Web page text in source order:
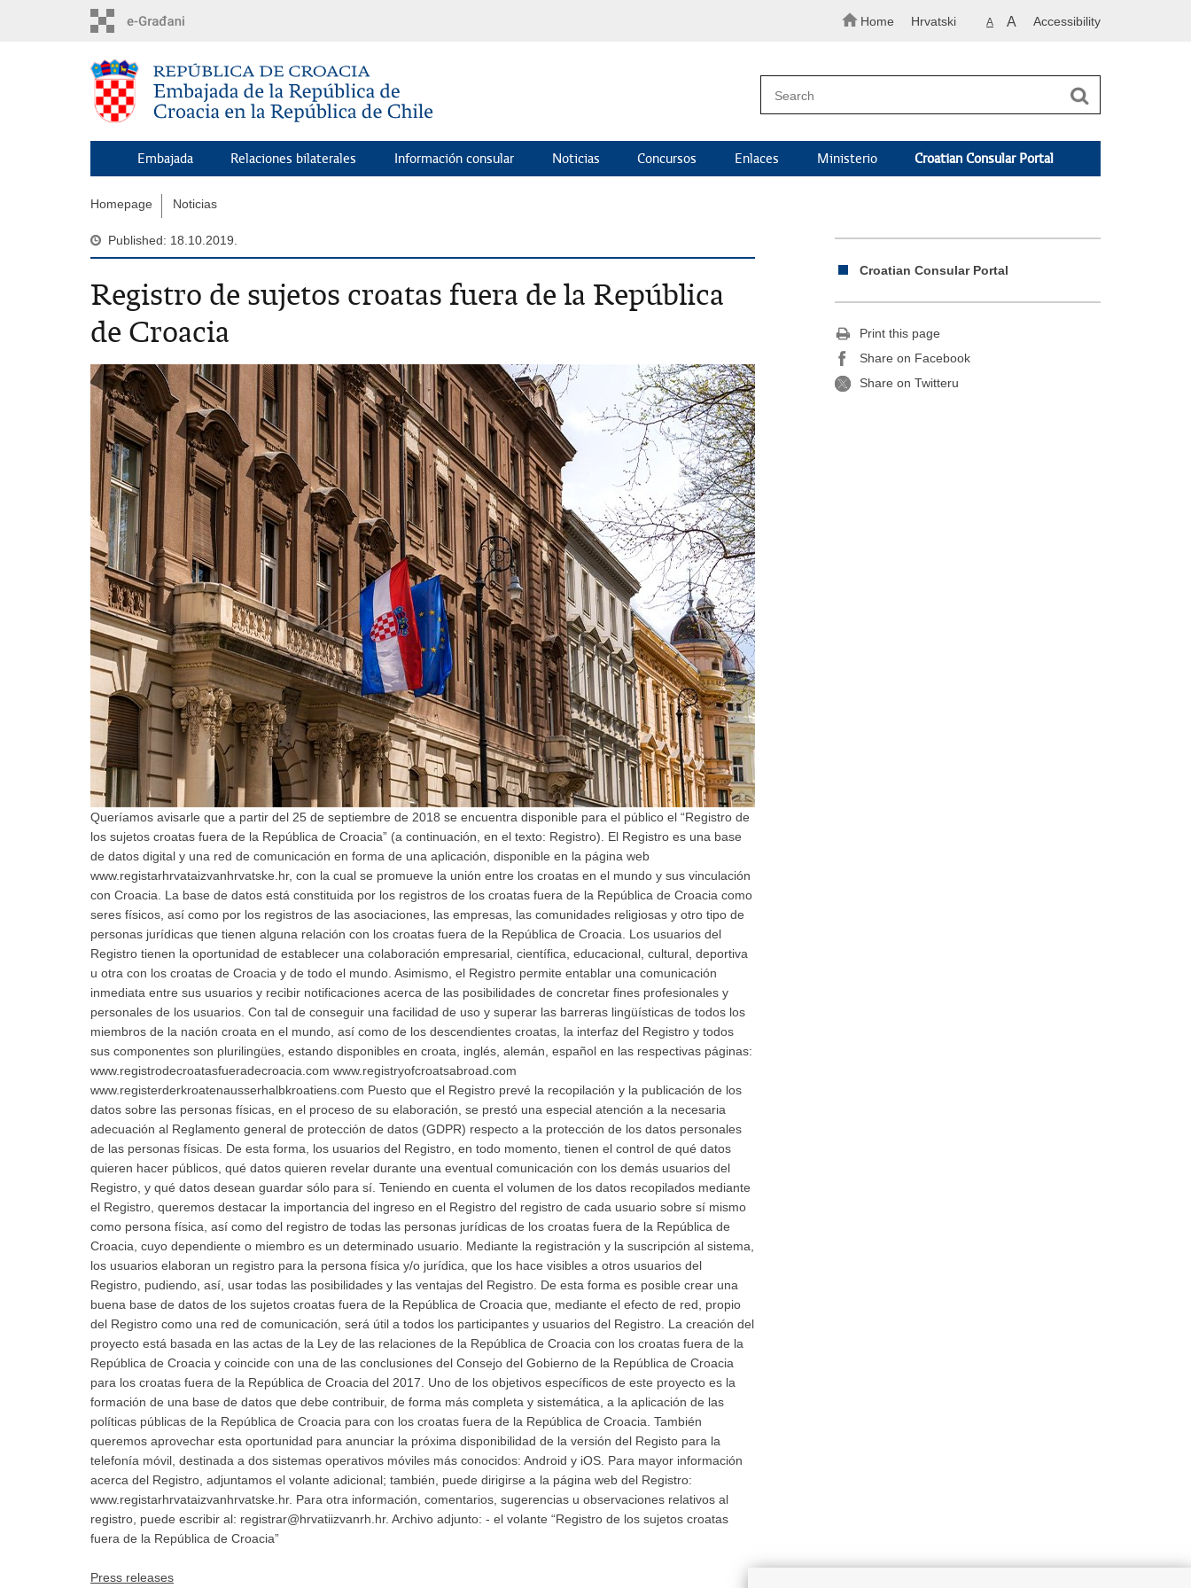
Home Hrvatski A A Accessibility
Embajada Relaciones bilaterales Información consular Noticias Concursos Enlaces Ministerio Croatian Consular Portal
Homepage Noticias
Published: 18.10.2019.
Registro de sujetos croatas fuera de la República
de Croacia
Queríamos avisarle que a partir del 25 de septiembre de 2018 se encuentra disponible para el público el “Registro de
los sujetos croatas fuera de la República de Croacia” (a continuación, en el texto: Registro). El Registro es una base
de datos digital y una red de comunicación en forma de una aplicación, disponible en la página web
www.registarhrvataizvanhrvatske.hr, con la cual se promueve la unión entre los croatas en el mundo y sus vinculación
con Croacia. La base de datos está constituida por los registros de los croatas fuera de la República de Croacia como
seres físicos, así como por los registros de las asociaciones, las empresas, las comunidades religiosas y otro tipo de
personas jurídicas que tienen alguna relación con los croatas fuera de la República de Croacia. Los usuarios del
Registro tienen la oportunidad de establecer una colaboración empresarial, científica, educacional, cultural, deportiva
u otra con los croatas de Croacia y de todo el mundo. Asimismo, el Registro permite entablar una comunicación
inmediata entre sus usuarios y recibir notificaciones acerca de las posibilidades de concretar fines profesionales y
personales de los usuarios. Con tal de conseguir una facilidad de uso y superar las barreras lingüísticas de todos los
miembros de la nación croata en el mundo, así como de los descendientes croatas, la interfaz del Registro y todos
sus componentes son plurilingües, estando disponibles en croata, inglés, alemán, español en las respectivas páginas:
www.registrodecroatasfueradecroacia.com www.registryofcroatsabroad.com
www.registerderkroatenausserhalbkroatiens.com Puesto que el Registro prevé la recopilación y la publicación de los
datos sobre las personas físicas, en el proceso de su elaboración, se prestó una especial atención a la necesaria
adecuación al Reglamento general de protección de datos (GDPR) respecto a la protección de los datos personales
de las personas físicas. De esta forma, los usuarios del Registro, en todo momento, tienen el control de qué datos
quieren hacer públicos, qué datos quieren revelar durante una eventual comunicación con los demás usuarios del
Registro, y qué datos desean guardar sólo para sí. Teniendo en cuenta el volumen de los datos recopilados mediante
el Registro, queremos destacar la importancia del ingreso en el Registro del registro de cada usuario sobre sí mismo
como persona física, así como del registro de todas las personas jurídicas de los croatas fuera de la República de
Croacia, cuyo dependiente o miembro es un determinado usuario. Mediante la registración y la suscripción al sistema,
los usuarios elaboran un registro para la persona física y/o jurídica, que los hace visibles a otros usuarios del
Registro, pudiendo, así, usar todas las posibilidades y las ventajas del Registro. De esta forma es posible crear una
buena base de datos de los sujetos croatas fuera de la República de Croacia que, mediante el efecto de red, propio
del Registro como una red de comunicación, será útil a todos los participantes y usuarios del Registro. La creación del
proyecto está basada en las actas de la Ley de las relaciones de la República de Croacia con los croatas fuera de la
República de Croacia y coincide con una de las conclusiones del Consejo del Gobierno de la República de Croacia
para los croatas fuera de la República de Croacia del 2017. Uno de los objetivos específicos de este proyecto es la
formación de una base de datos que debe contribuir, de forma más completa y sistemática, a la aplicación de las
políticas públicas de la República de Croacia para con los croatas fuera de la República de Croacia. También
queremos aprovechar esta oportunidad para anunciar la próxima disponibilidad de la versión del Registo para la
telefonía móvil, destinada a dos sistemas operativos móviles más conocidos: Android y iOS. Para mayor información
acerca del Registro, adjuntamos el volante adicional; también, puede dirigirse a la página web del Registro:
www.registarhrvataizvanhrvatske.hr. Para otra información, comentarios, sugerencias u observaciones relativos al
registro, puede escribir al: registrar@hrvatiizvanrh.hr. Archivo adjunto: - el volante “Registro de los sujetos croatas
fuera de la República de Croacia”
Press releases
Croatian Consular Portal
Print this page
Share on Facebook
Share on Twitteru